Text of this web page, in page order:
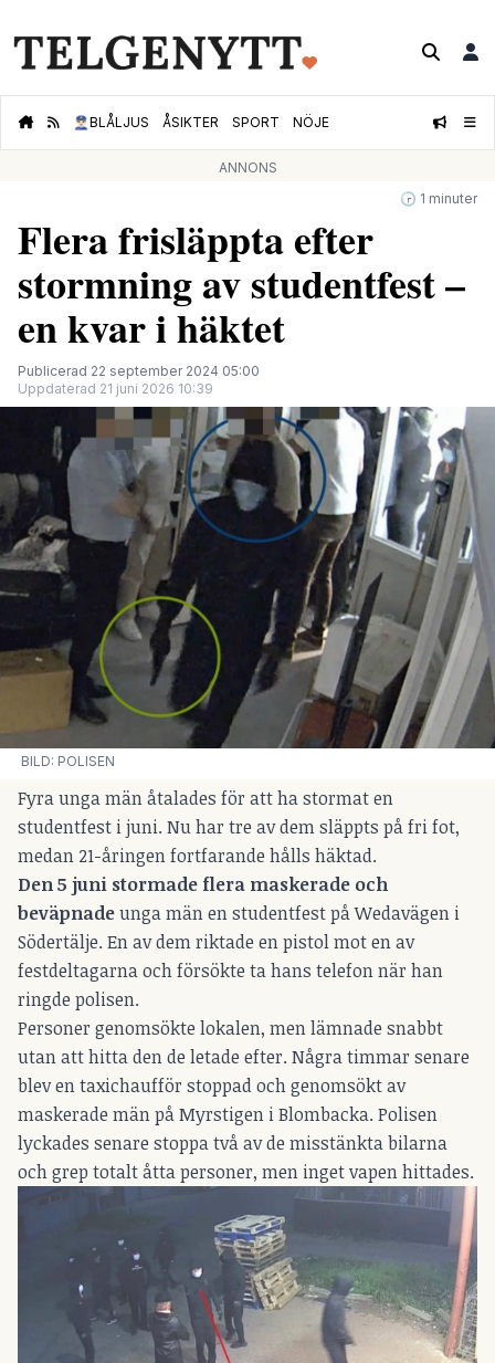
👮🏻‍♂️BLÅLJUS ÅSIKTER SPORT NÖJE
ANNONS
🕝 1 minuter
Flera frisläppta efter
stormning av studentfest –
en kvar i häktet
Publicerad 22 september 2024 05:00
Uppdaterad 21 juni 2026 10:39
BILD: POLISEN
Fyra unga män åtalades för att ha stormat en
studentfest i juni. Nu har tre av dem släppts på fri fot,
medan 21-åringen fortfarande hålls häktad.
Den 5 juni stormade flera maskerade och
beväpnadeunga män en studentfest på Wedavägen i
Södertälje. En av dem riktade en pistol mot en av
festdeltagarna och försökte ta hans telefon när han
ringde polisen.
Personer genomsökte lokalen, men lämnade snabbt
utan att hitta den de letade efter. Några timmar senare
blev en taxichaufför stoppad och genomsökt av
maskerade män på Myrstigen i Blombacka. Polisen
lyckades senare stoppa två av de misstänkta bilarna
och grep totalt åtta personer, men inget vapen hittades.